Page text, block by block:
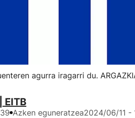
agurra iragarri du.
EITB
Azken eguneratzea2024/06/11 -